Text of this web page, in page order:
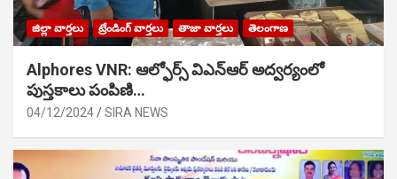
జిల్లా వార్తలు ట్రేండింగ్ వార్తలు తాజా వార్తలు తెలంగాణ
Alphores VNR: ఆల్ఫోర్స్ విఎన్ఆర్ అద్వర్యంలో
పుస్తకాలు పంపిణి…
04/12/2024 SIRA NEWS